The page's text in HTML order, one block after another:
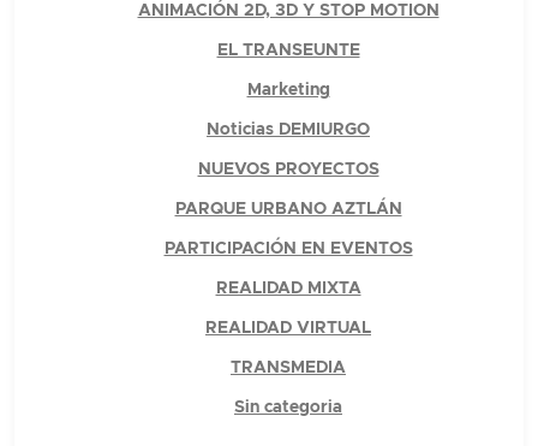
ANIMACIÓN 2D, 3D Y STOP MOTION
EL TRANSEUNTE
Marketing
Noticias DEMIURGO
NUEVOS PROYECTOS
PARQUE URBANO AZTLÁN
PARTICIPACIÓN EN EVENTOS
REALIDAD MIXTA
REALIDAD VIRTUAL
TRANSMEDIA
Sin categoria